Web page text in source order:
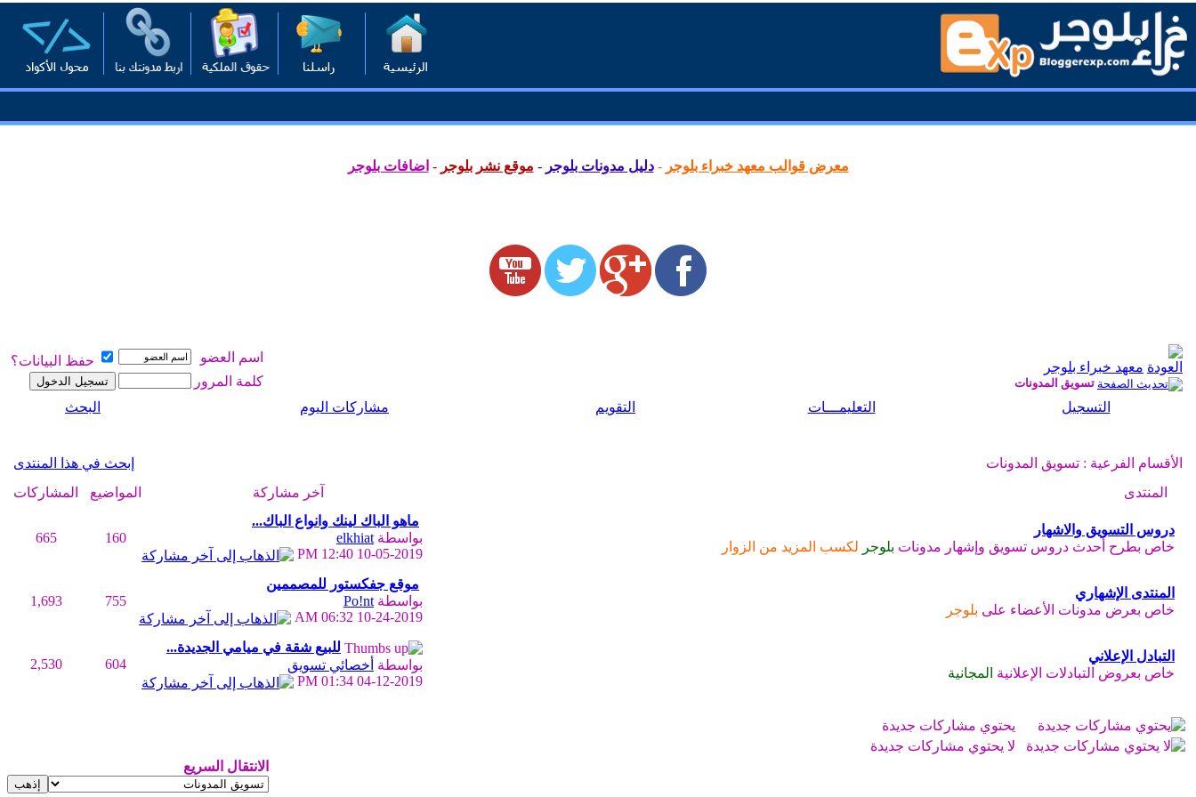
معرض قوالب معهد خبراء بلوجر -دليل مدونات بلوجر - موقع نشر بلوجر - اضافات بلوجر
معهد خبراء بلوجر
تسويق المدونات
اسم العضو
حفظ البيانات؟
كلمة المرور
التسجيل
التعليمـــات التقويم مشاركات اليوم البحث
الأقسام الفرعية : تسويق المدونات
إبحث في هذا المنتدى
المنتدى
آخر مشاركة المواضيع المشاركات
دروس التسويق والاشهار
خاص بطرح أحدث دروس تسويق وإشهار مدونات بلوجر لكسب المزيد من الزوار
ماهو الباك لينك وانواع الباك...
بواسطة elkhiat
10-05-2019
12:40 PM
160
665
المنتدى الإشهاري
خاص بعرض مدونات الأعضاء على بلوجر
موقع جفكستور للمصممين
بواسطة Po!nt
10-24-2019
06:32 AM
755
1,693
التبادل الإعلاني
خاص بعروض التبادلات الإعلانية المجانية
للبيع شقة في ميامي الجديدة...
بواسطة أخصائي تسويق
04-12-2019
01:34 PM
604
2,530
يحتوي مشاركات جديدة
لا يحتوي مشاركات جديدة
الانتقال السريع